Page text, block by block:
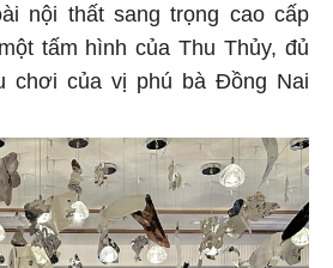
nội thất sang trọng cao cấp
tấm hình của Thu Thủy, đủ
chơi của vị phú bà Đồng Nai